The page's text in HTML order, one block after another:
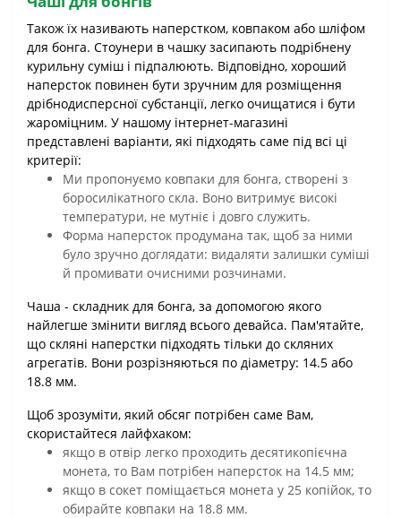
Також їх називають наперстком, ковпаком або шліфом
для бонга. Стоунери в чашку засипають подрібнену
курильну суміш і підпалюють. Відповідно, хороший
наперсток повинен бути зручним для розміщення
дрібнодисперсної субстанції, легко очищатися і бути
жароміцним. У нашому інтернет-магазині
представлені варіанти, які підходять саме під всі ці
критерії:
Ми пропонуємо ковпаки для бонга, створені з
боросилікатного скла. Воно витримує високі
температури, не мутніє і довго служить.
Форма наперсток продумана так, щоб за ними
було зручно доглядати: видаляти залишки суміші
й промивати очисними розчинами.
Чаша - складник для бонга, за допомогою якого
найлегше змінити вигляд всього девайса. Пам'ятайте,
що скляні наперстки підходять тільки до скляних
агрегатів. Вони розрізняються по діаметру: 14.5 або
18.8 мм.
Щоб зрозуміти, який обсяг потрібен саме Вам,
скористайтеся лайфхаком:
якщо в отвір легко проходить десятикопієчна
монета, то Вам потрібен наперсток на 14.5 мм;
якщо в сокет поміщається монета у 25 копійок, то
обирайте ковпаки на 18.8 мм.